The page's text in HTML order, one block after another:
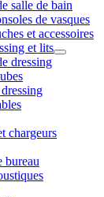
salle de bain
de vasques
et accessoires
et lits
dressing
chargeurs
bureau